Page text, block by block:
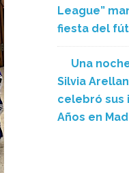
League”
fiesta del
Una
Silvia
celebró sus
Años en